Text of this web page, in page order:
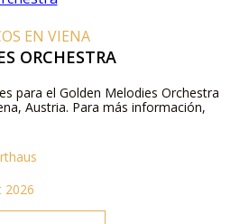
EN VIENA
ORCHESTRA
para el Golden Melodies Orchestra
Austria. Para más información,
2026